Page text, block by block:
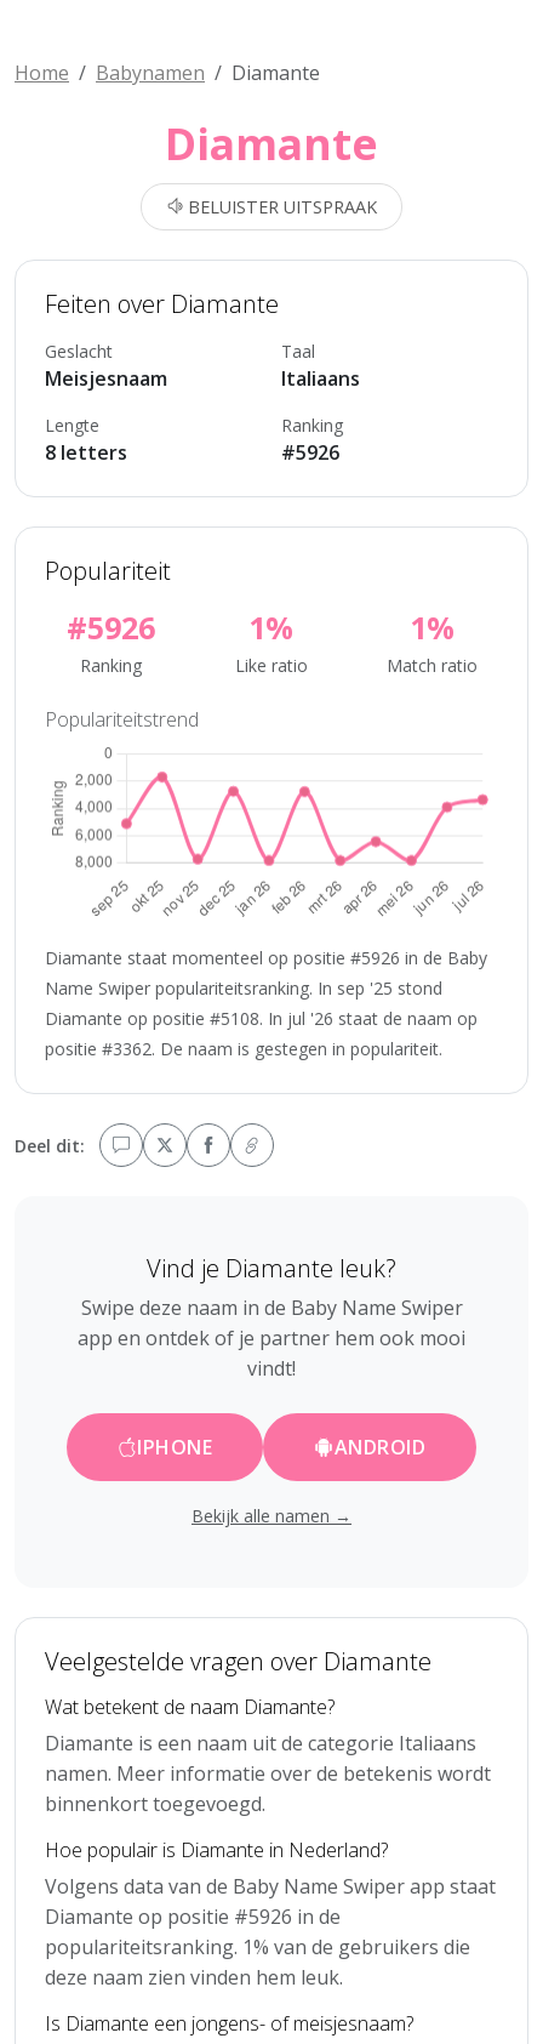
Home Babynamen Diamante
Diamante
BELUISTER UITSPRAAK
Feiten over Diamante
Geslacht
Meisjesnaam
Taal
Italiaans
Lengte
8 letters
Ranking
#5926
Populariteit
#5926
Ranking
1%
Like ratio
1%
Match ratio
Populariteitstrend
Diamante staat momenteel op positie #5926 in de Baby
Name Swiper populariteitsranking. In sep '25 stond
Diamante op positie #5108. In jul '26 staat de naam op
positie #3362. De naam is gestegen in populariteit.
Deel dit:
Vind je Diamante leuk?
Swipe deze naam in de Baby Name Swiper
app en ontdek of je partner hem ook mooi
vindt!
IPHONE ANDROID
Bekijk alle namen →
Veelgestelde vragen over Diamante
Wat betekent de naam Diamante?
Diamante is een naam uit de categorie Italiaans
namen. Meer informatie over de betekenis wordt
binnenkort toegevoegd.
Hoe populair is Diamante in Nederland?
Volgens data van de Baby Name Swiper app staat
Diamante op positie #5926 in de
populariteitsranking. 1% van de gebruikers die
deze naam zien vinden hem leuk.
Is Diamante een jongens- of meisjesnaam?